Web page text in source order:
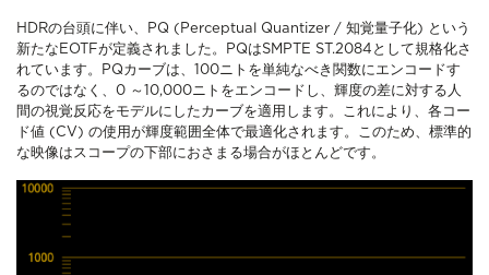
HDRの台頭に伴い、PQ (Perceptual Quantizer / 知覚量子化) という
新たなEOTFが定義されました。PQはSMPTE ST.2084として規格化さ
れています。PQカーブは、100ニトを単純なべき関数にエンコードす
るのではなく、0 ～10,000ニトをエンコードし、輝度の差に対する人
間の視覚反応をモデルにしたカーブを適用します。これにより、各コー
ド値 (CV) の使用が輝度範囲全体で最適化されます。このため、標準的
な映像はスコープの下部におさまる場合がほとんどです。